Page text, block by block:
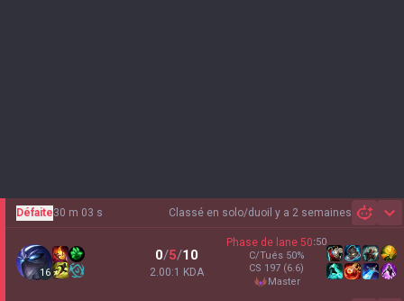
Classé en solo/duoil y a 2 semaines
Défaite30 m 03 s
16
0/5/10
2.00:1 KDA
Phase de lane 50:50
C/Tués 50%
CS 197 (6.6)
master